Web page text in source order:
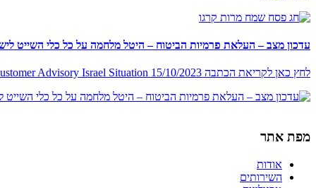
עדכון מצב – העלאת פרמיות הביטוח – היטל מלחמה על כל כלי השייט
לחץ כאן לקריאת הכתבה 15/10/2023 652b948446da4 Customer Advisory Israel Situation
מפת אתר
אודות
השירותים